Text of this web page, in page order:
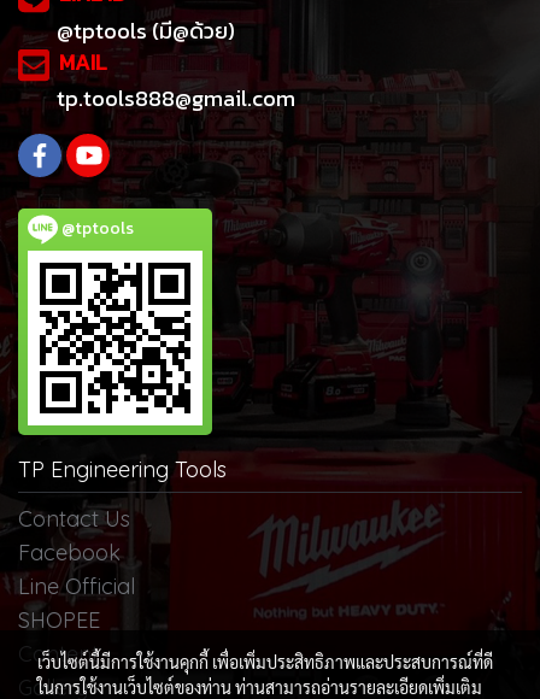
@tptools (มี@ด้วย)
MAIL
tp.tools888@gmail.com
@tptools
TP Engineering Tools
Contact Us
Facebook
Line Official
SHOPEE
Content
Gallery
เว็บไซต์นี้มีการใช้งานคุกกี้ เพื่อเพิ่มประสิทธิภาพและประสบการณ์ที่ดี
ในการใช้งานเว็บไซต์ของท่าน ท่านสามารถอ่านรายละเอียดเพิ่มเติม